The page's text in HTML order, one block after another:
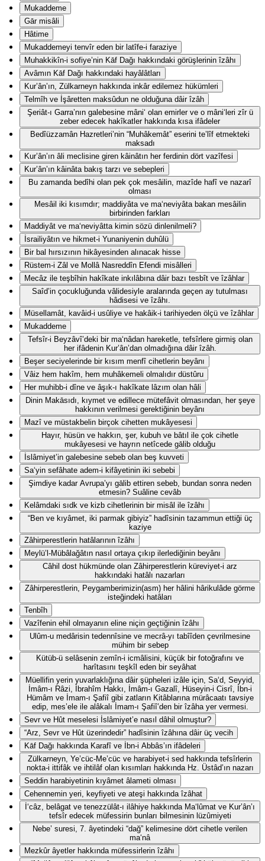
Mukaddeme
Gār misâli
Hâtime
Mukaddemeyi tenvîr eden bir latîfe-i faraziye
Muhakkikîn-i sofiye’nin Kāf Dağı hakkındaki görüşlerinin îzâhı
Avâmın Kāf Dağı hakkındaki hayâlâtları
Kur’ân’ın, Zülkarneyn hakkında inkâr edilemez hükümleri
Telmîh ve İşâretten maksûdun ne olduğuna dâir îzâh
Şeriât-ı Garra’nın galebesine mâni‘ olan emirler ve o mâni‘leri zîr ü
zeber edecek hakîkatler hakkında kısa ifâdeler
Bedîüzzamân Hazretleri’nin “Muhâkemât” eserini te’lîf etmekteki
maksadı
Kur’ân’ın âli meclisine giren kâinâtın her ferdinin dört vazîfesi
Kur’ân’ın kâinâta bakış tarzı ve sebepleri
Bu zamanda bedîhi olan pek çok mesâilin, mazîde hafî ve nazarî
olması
Mesâil iki kısımdır; maddiyâta ve ma‘neviyâta bakan mesâilin
birbirinden farkları
Maddiyât ve ma‘neviyâtta kimin sözü dinlenilmeli?
İsrailiyâtın ve hikmet-i Yunaniyenin duhûlü
Bir bal hırsızının hikâyesinden alınacak hisse
Rüstem-i Zâl ve Mollâ Nasreddîn Efendi misâlleri
Mecâz ile teşbîhin hakîkate inkılâbına dâir bazı tesbît ve îzâhlar
Saîd’in çocukluğunda vâlidesiyle aralarında geçen ay tutulması
hâdisesi ve îzâhı.
Müsellamât, kavâid-i usûliye ve hakâik-i tarihiyeden ölçü ve îzâhlar
Mukaddeme
Tefsîr-i Beyzâvî’deki bir ma‘nâdan hareketle, tefsîrlere girmiş olan
her ifâdenin Kur’ân’dan olmadığına dâir îzâh.
Beşer seciyelerinde bir kısım menfî cihetlerin beyânı
Vâiz hem hakîm, hem muhâkemeli olmalıdır düstûru
Her muhibb-i dîne ve âşık-ı hakîkate lâzım olan hâli
Dinin Makāsıdı, kıymet ve edillece mütefâvit olmasından, her şeye
hakkının verilmesi gerektiğinin beyânı
Mazî ve müstakbelin birçok cihetten mukâyesesi
Hayır, hüsün ve hakkın, şer, kubuh ve bâtıl ile çok cihetle
mukâyesesi ve hayrın netîcede gālib olduğu
İslâmiyet’in galebesine sebeb olan beş kuvveti
Sa‘yin sefâhate adem-i kifâyetinin iki sebebi
Şimdiye kadar Avrupa’yı gālib ettiren sebeb, bundan sonra neden
etmesin? Suâline cevâb
Kelâmdaki sıdk ve kizb cihetlerinin bir misâl ile îzâhı
“Ben ve kıyâmet, iki parmak gibiyiz” hadîsinin tazammun ettiği üç
kaziye
Zâhirperestlerin hatâlarının îzâhı
Meylü’l-Mübâlağâtın nasıl ortaya çıkıp ilerlediğinin beyânı
Câhil dost hükmünde olan Zâhirperestlerin küreviyet-i arz
hakkındaki hatâlı nazarları
Zâhirperestlerin, Peygamberimizin(asm) her hâlini hârikulâde görme
isteğindeki hatâları
Tenbîh
Vazîfenin ehil olmayanın eline niçin geçtiğinin îzâhı
Ulûm-u medârisin tedennîsine ve mecrâ-yı tabîîden çevrilmesine
mühim bir sebep
Kütüb-ü selâsenin zemîn-i icmâlisini, küçük bir fotoğrafını ve
harîtasını teşkîl eden bir seyâhat
Müellifin yerin yuvarlaklığına dâir şüpheleri izâle için, Sa‘d, Seyyid,
İmâm-ı Râzi, İbrahîm Hakkı, İmâm-ı Gazalî, Hüseyin-i Cisrî, İbn-i
Hümâm ve İmam-ı Şafiî gibi zatların Kitâblarına mürâcaatı tavsiye
edip, mes’ele ile alâkalı İmam-ı Şafiî’den bir îzâha yer vermesi.
Sevr ve Hût meselesi İslâmiyet’e nasıl dâhil olmuştur?
“Arz, Sevr ve Hût üzerindedir” hadîsinin îzâhına dâir üç vecih
Kāf Dağı hakkında Karafî ve İbn-i Abbâs’ın ifâdeleri
Zülkarneyn, Ye’cüc-Me’cüc ve harabiyet-i sed hakkında tefsîrlerin
nokta-i ittifâk ve ihtilâf olan kısımları hakkında Hz. Üstâd’ın nazarı
Seddin harabiyetinin kıyâmet âlameti olması
Cehennemin yeri, keyfiyeti ve ateşi hakkında îzâhat
İ‘câz, belâgat ve tenezzülât-ı ilâhiye hakkında Ma‘lûmat ve Kur’ân’ı
tefsîr edecek müfessirin bunları bilmesinin lüzûmiyeti
Nebe’ suresi, 7. âyetindeki “dağ” kelimesine dört cihetle verilen
ma‘nâ
Mezkûr âyetler hakkında müfessirlerin îzâhı